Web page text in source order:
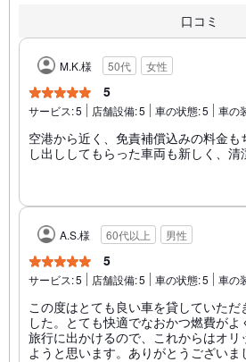
口コミ
M.K.様 50代 女性
5
サービス:5 店舗設備:5 車の状態:5 車の
空港から近く、免責補償込みの料金
し出ししてもらった車両も新しく、清
A.S.様 60代以上 男性
5
サービス:5 店舗設備:5 車の状態:5 車の
この度はとても良い車を貸していただ
した。とても快適でなおかつ燃費が
旅行に出かけるので、これからはオリ
ようと思います。ありがとうございま